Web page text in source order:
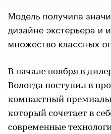
Модель получила
дизайне экстерьера и
множество классных
В начале ноября в
Вологда поступил в
компактный
который сочетает в
современные